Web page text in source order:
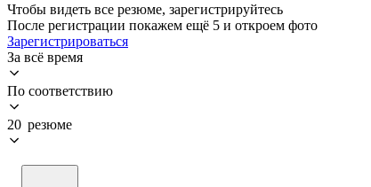
Чтобы видеть все резюме, зарегистрируйтесь
После регистрации покажем ещё 5 и откроем фото
Зарегистрироваться
За всё время
По соответствию
20 резюме